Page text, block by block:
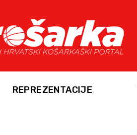
REPREZENTACIJE